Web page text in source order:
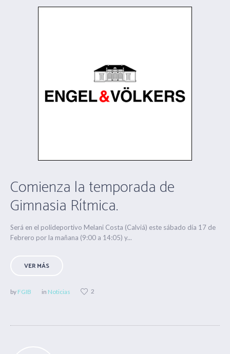
Comienza​​ la temporada de
Gimnasia Rítmica.
​Será en el polideportivo Melani Costa ​(Calviá) ​este sábado día 17 ​de
Febrero ​por la mañana (9:00 a 14:05) y...
VER MÁS
by FGIB in Noticias 2